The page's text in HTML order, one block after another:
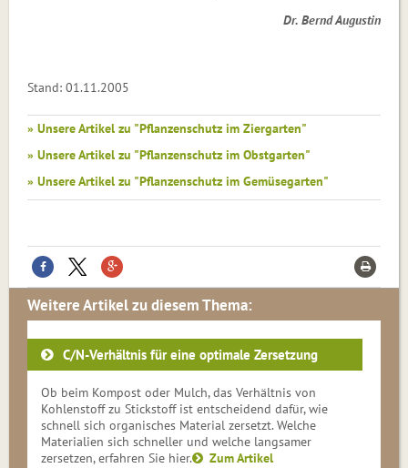
Dr. Bernd Augustin
Stand: 01.11.2005
» Unsere Artikel zu "Pflanzenschutz im Ziergarten"
» Unsere Artikel zu "Pflanzenschutz im Obstgarten"
» Unsere Artikel zu "Pflanzenschutz im Gemüsegarten"
Weitere Artikel zu diesem Thema:
C/N-Verhältnis für eine optimale Zersetzung
Ob beim Kompost oder Mulch, das Verhältnis von
Kohlenstoff zu Stickstoff ist ent­schei­dend dafür, wie
schnell sich or­ga­ni­sches Material zersetzt. Welche
Materialien sich schneller und welche langsamer
zersetzen, erfahren Sie hier.
Zum Artikel